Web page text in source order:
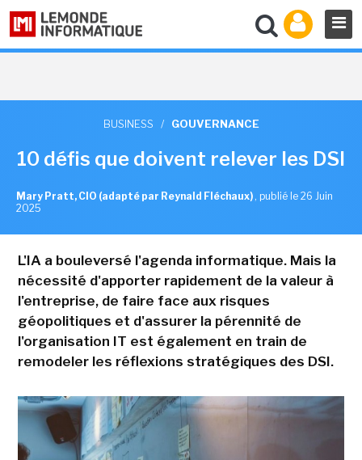
BUSINESS / GOUVERNANCE
10 défis que doivent relever les DSI
Mary Pratt, CIO (adapté par Reynald Fléchaux) , publié le 26 Juin
2025
L'IA a bouleversé l'agenda informatique. Mais la
nécessité d'apporter rapidement de la valeur à
l'entreprise, de faire face aux risques
géopolitiques et d'assurer la pérennité de
l'organisation IT est également en train de
remodeler les réflexions stratégiques des DSI.